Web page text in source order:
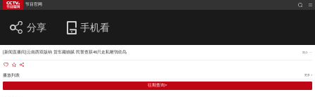
节目官网
分享 手机看
[新闻直播间]云南西双版纳 货车藏猫腻 民警查获46只走私雕鸮幼鸟 简介
播放列表 更多 >
往期查询>